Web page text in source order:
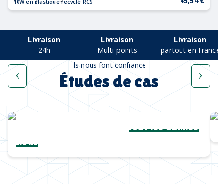
10W en plastique recyclé RCS
Livraison
24h
Livraison
Multi-points
Livraison
partout en
Ils nous font confiance
Études de cas
Une collection complètepour les Cannes
Lions